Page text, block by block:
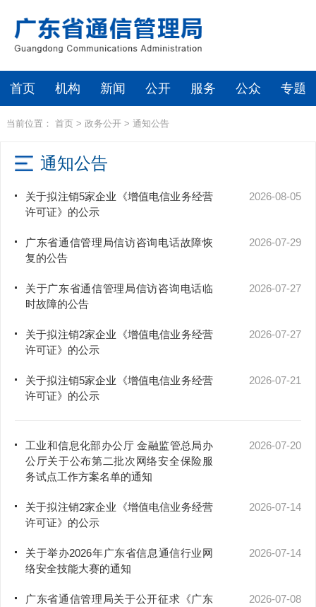
首页 机构 新闻 公开 服务 公众 专题
当前位置： 首页> 政务公开> 通知公告
通知公告
关于拟注销5家企业《增值电信业务经营
许可证》的公示
2026-08-05
广东省通信管理局信访咨询电话故障恢
复的公告
2026-07-29
关于广东省通信管理局信访咨询电话临
时故障的公告
2026-07-27
关于拟注销2家企业《增值电信业务经营
许可证》的公示
2026-07-27
关于拟注销5家企业《增值电信业务经营
许可证》的公示
2026-07-21
工业和信息化部办公厅 金融监管总局办
公厅关于公布第二批次网络安全保险服
务试点工作方案名单的通知
2026-07-20
关于拟注销2家企业《增值电信业务经营
许可证》的公示
2026-07-14
关于举办2026年广东省信息通信行业网
络安全技能大赛的通知
2026-07-14
广东省通信管理局关于公开征求《广东
2026-07-08